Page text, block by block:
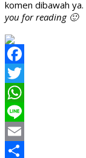
komen dibawah ya.
you for reading 🙂
Facebook
Twitter
WhatsApp
Line
Email